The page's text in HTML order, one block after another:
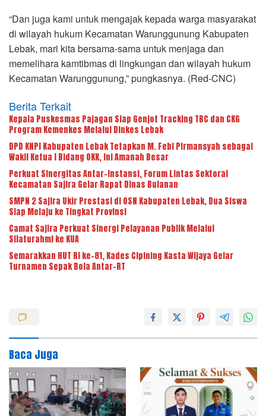
“Dan juga kami untuk mengajak kepada warga masyarakat
di wilayah hukum Kecamatan Warunggunung Kabupaten
Lebak, mari kita bersama-sama untuk menjaga dan
memelihara kamtibmas di lingkungan dan wilayah hukum
Kecamatan Warunggunung,” pungkasnya. (Red-CNC)
Berita Terkait
Kepala Puskesmas Pajagan Siap Genjot Tracking TBC dan CKG
Program Kemenkes Melalui Dinkes Lebak
DPD KNPI Kabupaten Lebak Tetapkan M. Febi Pirmansyah sebagai
Wakil Ketua I Bidang OKK, Ini Amanah Besar
Perkuat Sinergitas Antar-Instansi, Forum Lintas Sektoral
Kecamatan Sajira Gelar Rapat Dinas Bulanan
SMPN 2 Sajira Ukir Prestasi di OSN Kabupaten Lebak, Dua Siswa
Siap Melaju ke Tingkat Provinsi
Camat Sajira Perkuat Sinergi Pelayanan Publik Melalui
Silaturahmi ke KUA
Semarakkan HUT RI ke-81, Kades Cipining Kasta Wijaya Gelar
Turnamen Sepak Bola Antar-RT
Baca Juga